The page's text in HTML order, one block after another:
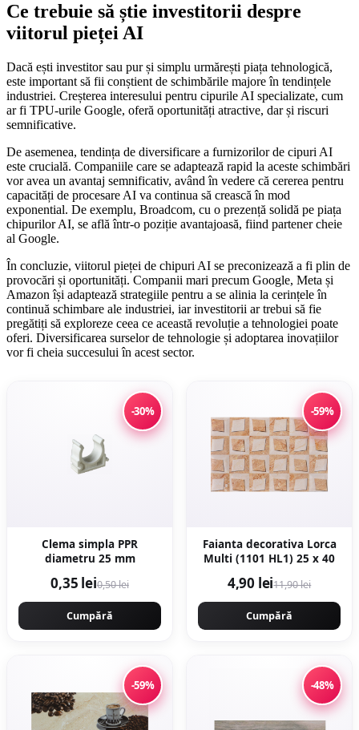
Ce trebuie să știe investitorii despre
viitorul pieței AI
Dacă ești investitor sau pur și simplu urmărești piața tehnologică,
este important să fii conștient de schimbările majore în tendințele
industriei. Creșterea interesului pentru cipurile AI specializate, cum
ar fi TPU-urile Google, oferă oportunități atractive, dar și riscuri
semnificative.
De asemenea, tendința de diversificare a furnizorilor de cipuri AI
este crucială. Companiile care se adaptează rapid la aceste schimbări
vor avea un avantaj semnificativ, având în vedere că cererea pentru
capacități de procesare AI va continua să crească în mod
exponential. De exemplu, Broadcom, cu o prezență solidă pe piața
chipurilor AI, se află într-o poziție avantajoasă, fiind partener cheie
al Google.
În concluzie, viitorul pieței de chipuri AI se preconizează a fi plin de
provocări și oportunități. Companii mari precum Google, Meta și
Amazon își adaptează strategiile pentru a se alinia la cerințele în
continuă schimbare ale industriei, iar investitorii ar trebui să fie
pregătiți să exploreze ceea ce această revoluție a tehnologiei poate
oferi. Diversificarea surselor de tehnologie și adoptarea inovațiilor
vor fi cheia succesului în acest sector.
-30%
Clema simpla PPR
diametru 25 mm
0,35 lei0,50 lei
Cumpără
-59%
Faianta decorativa Lorca
Multi (1101 HL1) 25 x 40
4,90 lei11,90 lei
Cumpără
-59% -48%